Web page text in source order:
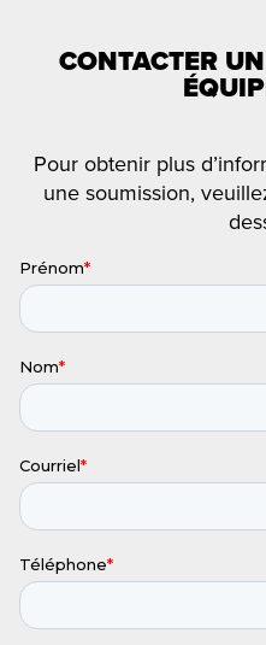
CONTACTER
Pour obtenir plus
une soumission,